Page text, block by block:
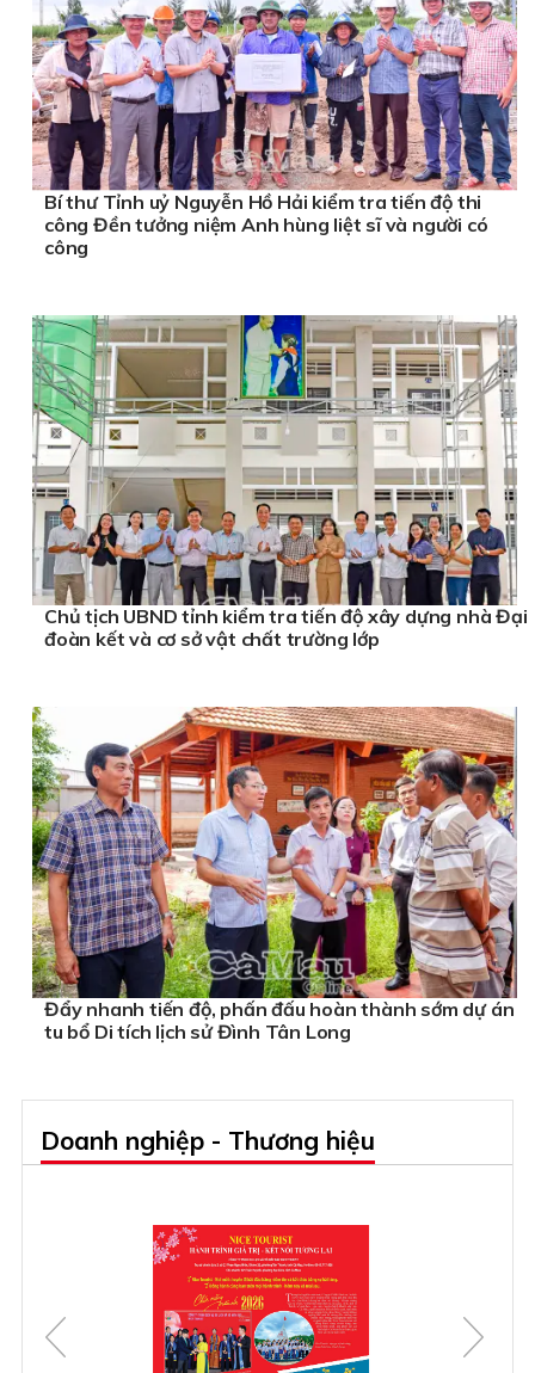
Bí thư Tỉnh uỷ Nguyễn Hồ Hải kiểm tra tiến độ thi
công Đền tưởng niệm Anh hùng liệt sĩ và người có
công
Chủ tịch UBND tỉnh kiểm tra tiến độ xây dựng nhà Đại
đoàn kết và cơ sở vật chất trường lớp
Đẩy nhanh tiến độ, phấn đấu hoàn thành sớm dự án
tu bổ Di tích lịch sử Đình Tân Long
Doanh nghiệp - Thương hiệu